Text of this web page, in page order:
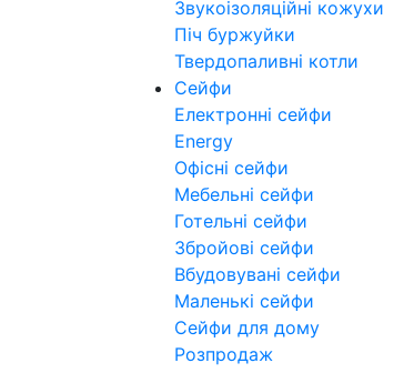
Звукоізоляційні кожухи
Піч буржуйки
Твердопаливні котли
Сейфи
Електронні сейфи
Energy
Офісні сейфи
Мебельні сейфи
Готельні сейфи
Збройові сейфи
Вбудовувані сейфи
Маленькі сейфи
Сейфи для дому
Розпродаж